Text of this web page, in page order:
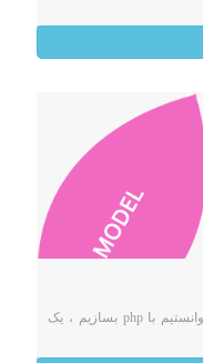
در این دوره ما می خواهیم بوسیله mvc که توانستیم با php بسازیم ، یک